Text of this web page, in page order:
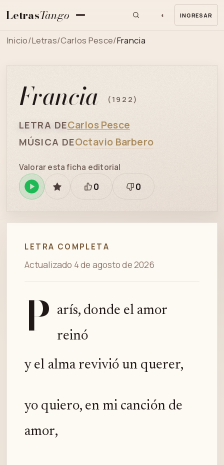
LetrasTango ◐ INGRESAR
Inicio/Letras/Carlos Pesce/Francia
Francia (1922)
LETRA DECarlos Pesce
MÚSICA DEOctavio Barbero
ReproducirGUARDAR
Valorar esta ficha editorial
Está
0
Necesita
0
LETRA COMPLETA
Actualizado 4 de agosto de 2026
P
arís, donde el amor
reinó
y el alma revivió un querer,
yo quiero, en mi canción de
amor,